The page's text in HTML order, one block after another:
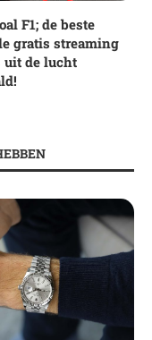
F1; de beste
gratis streaming
uit de lucht